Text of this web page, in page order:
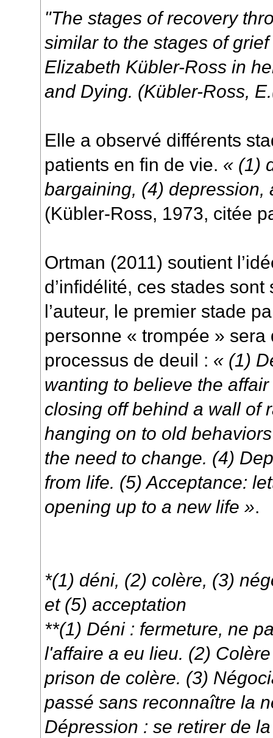
"The stages of recovery
similar to the stages of
Elizabeth Kübler-Ross in
and Dying. (Kübler-Ross,
Elle a observé différents
patients en fin de vie. « (1)
bargaining, (4) depression,
(Kübler-Ross, 1973, citée
Ortman (2011) soutient
d’infidélité, ces stades
l’auteur, le premier stade
personne « trompée »
processus de deuil : « (1)
wanting to believe the
closing off behind a wall of
hanging on to old
the need to change. (4)
from life. (5) Acceptance:
opening up to a new life ».
*(1) déni, (2) colère, (3)
et (5) acceptation
**(1) Déni : fermeture, ne
l'affaire a eu lieu. (2)
prison de colère. (3)
passé sans reconnaître la
Dépression : se retirer de